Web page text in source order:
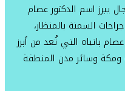
يبرز اسم الدكتور عصام
السمنة بالمنظار،
باتياه التي تُعد من أبرز
وسائر مدن المنطقة